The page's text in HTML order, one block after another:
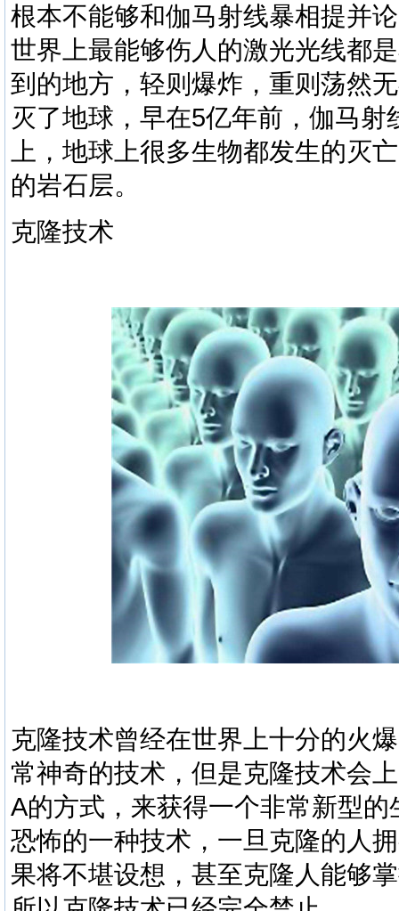
根本不能够和伽马射线暴相提并
世界上最能够伤人的激光光线都
到的地方，轻则爆炸，重则荡然
灭了地球，早在5亿年前，伽马
上，地球上很多生物都发生的灭
的岩石层。
克隆技术
克隆技术曾经在世界上十分的火
常神奇的技术，但是克隆技术会
A的方式，来获得一个非常新型
恐怖的一种技术，一旦克隆的人
果将不堪设想，甚至克隆人能够